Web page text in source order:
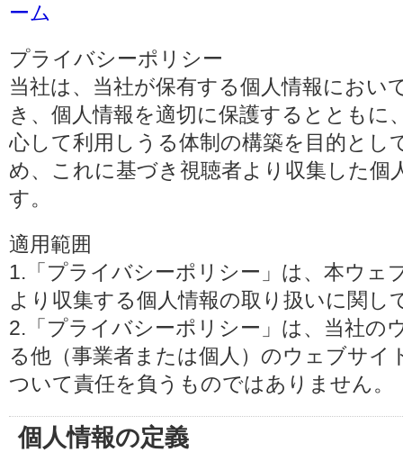
ーム
プライバシーポリシー
当社は、当社が保有する個人情報におい
き、個人情報を適切に保護するとともに
心して利用しうる体制の構築を目的とし
め、これに基づき視聴者より収集した個
す。
適用範囲
1.「プライバシーポリシー」は、本ウェ
より収集する個人情報の取り扱いに関し
2.「プライバシーポリシー」は、当社の
る他（事業者または個人）のウェブサイ
ついて責任を負うものではありません。
個人情報の定義